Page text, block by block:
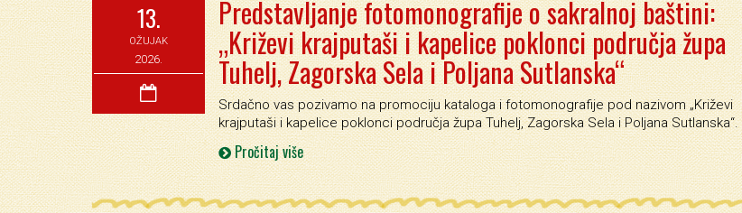
13.
OŽUJAK
2026.
Predstavljanje fotomonografije o sakralnoj baštini:
„Križevi krajputaši i kapelice poklonci područja župa
Tuhelj, Zagorska Sela i Poljana Sutlanska“
Srdačno vas pozivamo na promociju kataloga i fotomonografije pod nazivom „Križevi
krajputaši i kapelice poklonci područja župa Tuhelj, Zagorska Sela i Poljana Sutlanska“.
Pročitaj više